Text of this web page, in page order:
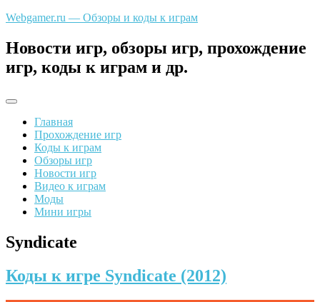
Перейти
содержимому
Webgamer.ru — Обзоры и коды к играм
Новости игр, обзоры игр, прохождение
игр, коды к играм и др.
Главная
Прохождение игр
Коды к играм
Обзоры игр
Новости игр
Видео к играм
Моды
Мини игры
Syndicate
Коды к игре Syndicate (2012)